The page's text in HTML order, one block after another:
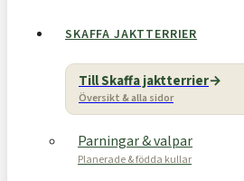
SKAFFA JAKTTERRIER
Till Skaffa jaktterrier
Översikt & alla sidor
Parningar & valpar
Planerade & födda kullar